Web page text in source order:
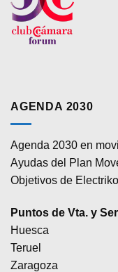
AGENDA 2030
Agenda 2030 en
Ayudas del Plan Move
Objetivos de Electriko
Puntos de Vta. y
Huesca
Teruel
Zaragoza